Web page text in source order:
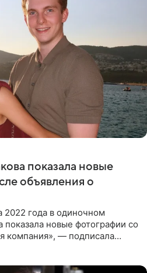
показала новые
объявления о
года в одиночном
новые фотографии со
компания», — подписала